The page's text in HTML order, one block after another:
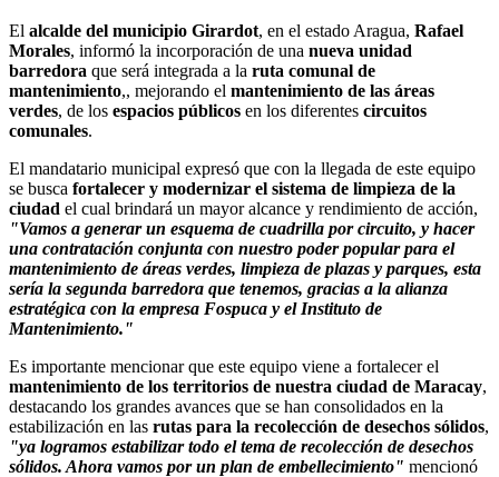
El alcalde del municipio Girardot, en el estado Aragua, Rafael
Morales, informó la incorporación de una nueva unidad
barredora que será integrada a la ruta comunal de
mantenimiento,, mejorando el mantenimiento de las áreas
verdes, de los espacios públicos en los diferentes circuitos
comunales.
El mandatario municipal expresó que con la llegada de este equipo
se busca fortalecer y modernizar el sistema de limpieza de la
ciudad el cual brindará un mayor alcance y rendimiento de acción,
"Vamos a generar un esquema de cuadrilla por circuito, y hacer
una contratación conjunta con nuestro poder popular para el
mantenimiento de áreas verdes, limpieza de plazas y parques, esta
sería la segunda barredora que tenemos, gracias a la alianza
estratégica con la empresa Fospuca y el Instituto de
Mantenimiento."
Es importante mencionar que este equipo viene a fortalecer el
mantenimiento de los territorios de nuestra ciudad de Maracay,
destacando los grandes avances que se han consolidados en la
estabilización en las rutas para la recolección de desechos sólidos,
"ya logramos estabilizar todo el tema de recolección de desechos
sólidos. Ahora vamos por un plan de embellecimiento" mencionó